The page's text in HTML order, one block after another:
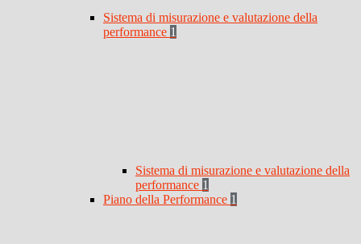
Sistema di misurazione e valutazione della
performance 1
Sistema di misurazione e valutazione della
performance 1
Piano della Performance 1